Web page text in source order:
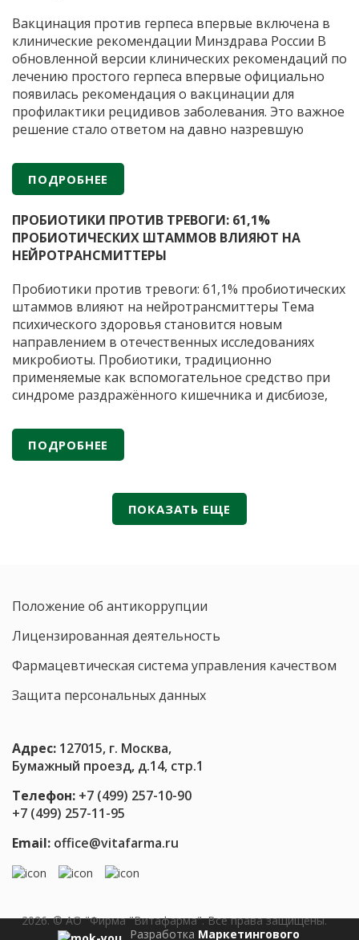
Вакцинация против герпеса впервые включена в
клинические рекомендации Минздрава России В
обновленной версии клинических рекомендаций по
лечению простого герпеса впервые официально
появилась рекомендация о вакцинации для
профилактики рецидивов заболевания. Это важное
решение стало ответом на давно назревшую
Герпетическая инфекция остается одной из самых
распространенных вирусных инфекций человека,
при этом стандартная антивирусная терапия
в
ПОДРОБНЕЕ
ПРОБИОТИКИ ПРОТИВ ТРЕВОГИ: 61,1%
ПРОБИОТИЧЕСКИХ ШТАММОВ ВЛИЯЮТ НА
НЕЙРОТРАНСМИТТЕРЫ
Пробиотики против тревоги: 61,1% пробиотических
штаммов влияют на нейротрансмиттеры Тема
психического здоровья становится новым
направлением в отечественных исследованиях
микробиоты. Пробиотики, традиционно
применяемые как вспомогательное средство при
синдроме раздражённого кишечника и дисбиозе,
модуляторы нейропсихических состояний. По
данным публикаций в российских научных журналах
(«Вестник Российской академии медицинских наук»,
гастроэнтерология»
против
влияют
нейротрансмиттеры
ПОДРОБНЕЕ
ПОКАЗАТЬ ЕЩЕ
Положение об антикоррупции
Лицензированная деятельность
Фармацевтическая система управления качеством
Защита персональных данных
2026. © АО "Фирма "Витафарма". Все права защищены.
Адрес: 127015, г. Москва,
Бумажный проезд, д.14, стр.1
Телефон: +7 (499) 257-10-90
+7 (499) 257-11-95
Email: office@vitafarma.ru
Разработка Маркетингового